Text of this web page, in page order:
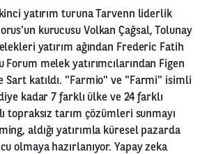
yatırım turuna Tarvenn liderlik
kurucusu Volkan Çağsal, Tolunay
yatırım ağından Frederic Fatih
Forum melek yatırımcılarından Figen
Sart katıldı. "Farmio" ve "Farmi" isimli
kadar 7 farklı ülke ve 24 farklı
topraksız tarım çözümleri sunmayı
aldığı yatırımla küresel pazarda
olmaya hazırlanıyor. Yapay zeka